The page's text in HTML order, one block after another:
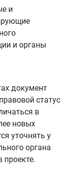
и
и органы
документ
статус
в
новых
уточнять у
органа
проекте.